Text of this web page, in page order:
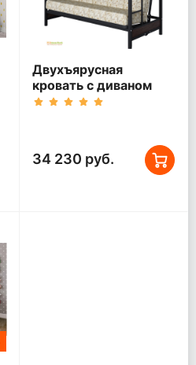
Двухъярусная
кровать с диваном
Мадлен Черная
34 230 руб.